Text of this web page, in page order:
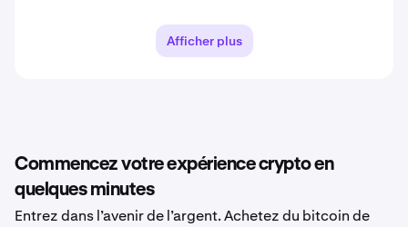
Afficher plus
Commencez votre expérience crypto en
quelques minutes
Entrez dans l’avenir de l’argent. Achetez du bitcoin de